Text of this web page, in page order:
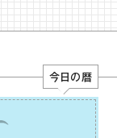
今日の暦